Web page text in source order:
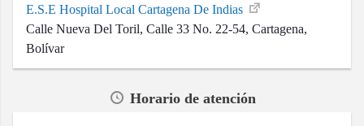
E.S.E Hospital Local Cartagena De Indias
Calle Nueva Del Toril, Calle 33 No. 22-54, Cartagena,
Bolívar
Horario de atención